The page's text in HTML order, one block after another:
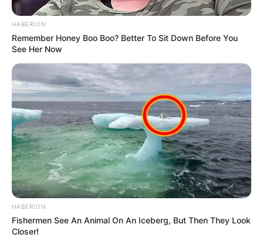
HABERION
Remember Honey Boo Boo? Better To Sit Down Before You
See Her Now
HABERION
Fishermen See An Animal On An Iceberg, But Then They Look
Closer!